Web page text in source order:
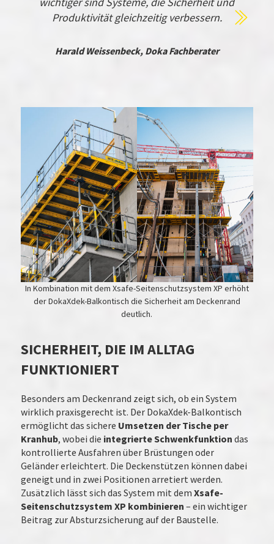
Produktivität gleichzeitig verbessern.
Harald Weissenbeck, Doka Fachberater
In Kombination mit dem Xsafe-Seitenschutzsystem XP erhöht
der DokaXdek-Balkontisch die Sicherheit am Deckenrand
deutlich.
SICHERHEIT, DIE IM ALLTAG
FUNKTIONIERT
Besonders am Deckenrand zeigt sich, ob ein System
wirklich praxisgerecht ist. Der DokaXdek-Balkontisch
ermöglicht das sichere Umsetzen der Tische per
Kranhub, wobei die integrierte Schwenkfunktion das
kontrollierte Ausfahren über Brüstungen oder
Geländer erleichtert. Die Deckenstützen können dabei
geneigt und in zwei Positionen arretiert werden.
Zusätzlich lässt sich das System mit dem Xsafe-
Seitenschutzsystem XP kombinieren – ein wichtiger
Beitrag zur Absturzsicherung auf der Baustelle.